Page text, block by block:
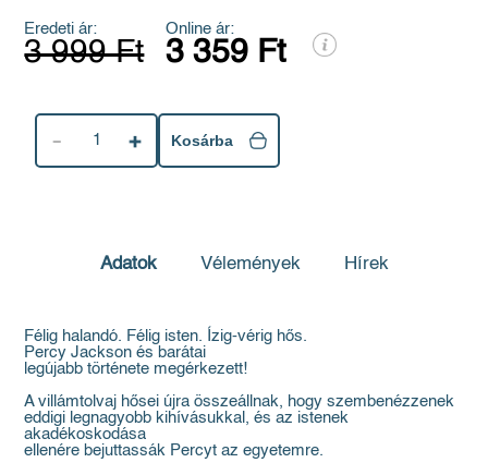
Eredeti ár:
3 999 Ft
Online ár:
3 359 Ft
1 Kosárba
Adatok Vélemények Hírek
Félig halandó. Félig isten. Ízig-vérig hős.
Percy Jackson és barátai
legújabb története megérkezett!
A villámtolvaj hősei újra összeállnak, hogy szembenézzenek
eddigi legnagyobb kihívásukkal, és az istenek
akadékoskodása
ellenére bejuttassák Percyt az egyetemre.